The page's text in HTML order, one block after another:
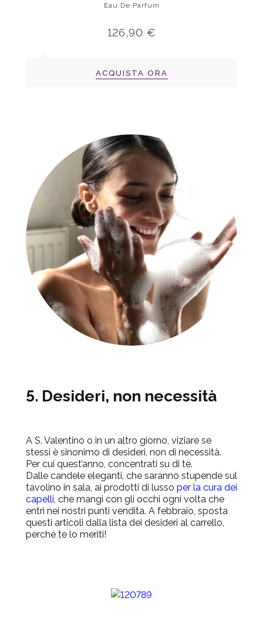
Eau De Parfum
126,90 €
ACQUISTA ORA
5. Desideri, non necessità
A S. Valentino o in un altro giorno, viziare se
stessi è sinonimo di desideri, non di necessità.
Per cui quest’anno, concentrati su di te.
Dalle candele eleganti, che saranno stupende sul
tavolino in sala, ai prodotti di lusso per la cura dei
capelli, che mangi con gli occhi ogni volta che
entri nei nostri punti vendita. A febbraio, sposta
questi articoli dalla lista dei desideri al carrello,
perché te lo meriti!